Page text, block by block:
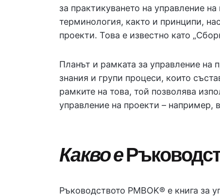
за практикуването на управление
терминология, както и принципи,
проекти. Това е известно като
Планът и рамката за управление на
знания и групи процеси, които
рамките на това, той позволява
управление на проекти – например,
Какво е
Ръководството PMBOK® е книга за